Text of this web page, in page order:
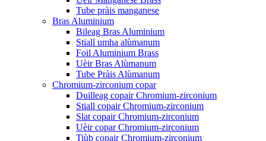
Tube pràis manganese
Bras Aluminium
Bileag Bras Aluminium
Stiall umha alùmanum
Foil Aluminium Brass
Uèir Bras Alùmanum
Tube Pràis Alùmanum
Chromium-zirconium copar
Duilleag copair Chromium-zirconium
Stiall copair Chromium-zirconium
Slat copair Chromium-zirconium
Uèir copar Chromium-zirconium
Tiùb copair Chromium-zirconium